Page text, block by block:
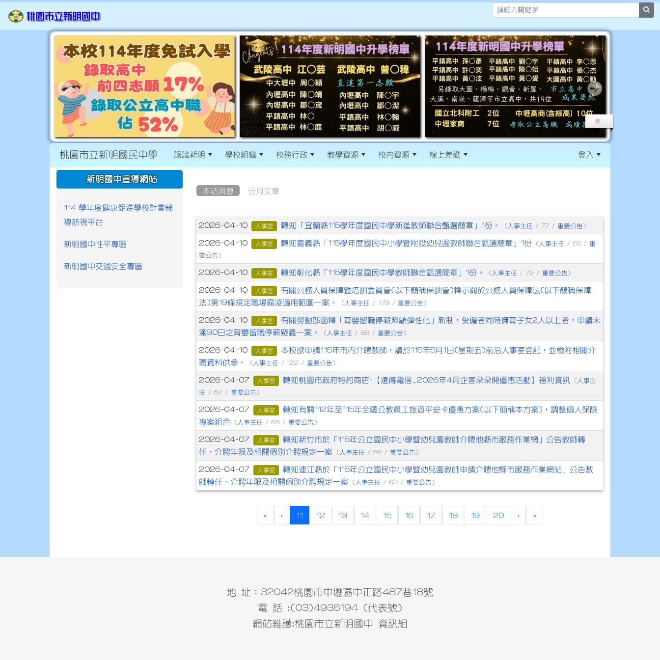
桃園市立新明國民中學 認識新明 學校組織 校務行政 教學資源 校內資源 線上差勤 登入
本站消息 分月文章
文章列表
2026-04-10 人事室 轉知「宜蘭縣115學年度國民中學新進教師聯合甄選簡章」1份。 ( 人事主任 / 77 / 重要公告 )
2026-04-10 人事室 轉知嘉義縣「115學年度國民中小學暨附設幼兒園教師聯合甄選簡章」1份 ( 人事主任 / 65 / 重
要公告 )
2026-04-10 人事室 轉知彰化縣「115學年度國民中學教師聯合甄選簡章」1份。 ( 人事主任 / 72 / 重要公告 )
2026-04-10 人事室
有關公務人員保障暨培訓委員會(以下簡稱保訓會)釋示關於公務人員保障法(以下簡稱保障
法)第19條規定職場霸凌適用範圍一案。
( 人事主任 / 179 /重要公告 )
2026-04-10 人事室
有關勞動部函釋「育嬰留職停薪照顧彈性化」新制，受僱者同時撫育子女2人以上者，申請未
滿30日之育嬰留職停薪疑義一案。
( 人事主任 / 88 /重要公告 )
2026-04-10 人事室
本校欲申請115年市內介聘教師，請於115年5月1日(星期五)前洽人事室登記，並檢附相關介
聘資料供參。
( 人事主任 / 122 /重要公告 )
2026-04-07 人事室 轉知桃園市政府特約商店-【遠傳電信_2026年4月企客朵朵開優惠活動】福利資訊 ( 人事主
任 / 62 /重要公告 )
2026-04-07 人事室
轉知有關112年至115年全國公教員工旅遊平安卡優惠方案(以下簡稱本方案)，調整個人保險
專案組合
( 人事主任 / 66 /重要公告 )
2026-04-07 人事室
轉知新竹市於「115年公立國民中小學暨幼兒園教師介聘他縣市服務作業網」公告教師轉
任、介聘年限及相關個別介聘規定一案
( 人事主任 / 56 /重要公告 )
2026-04-07 人事室
轉知連江縣於「115年公立國民中小學暨幼兒園教師申請介聘他縣市服務作業網站」公告教
師轉任、介聘年限及相關個別介聘規定一案
( 人事主任 / 63 /重要公告 )
« ‹ 11 (current)
12 13 14 15 16 17 18 19 20 › »
:::
新明國中宣導網站
114 學年度健康促進學校計畫輔
導訪視平台
新明國中性平專區
新明國中交通安全專區
地 址：32042桃園市中壢區中正路487巷18號
電 話 :(03)4936194 (代表號)
網站維護:桃園市立新明國中 資訊組